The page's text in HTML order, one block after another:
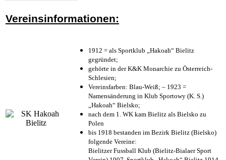
Vereinsinformationen:
1912 = als Sportklub „Hakoah“ Bielitz
gegründet;
gehörte in der K&K Monarchie zu Österreich-
Schlesien;
Vereinsfarben: Blau-Weiß; – 1923 =
Namensänderung in Klub Sportowy (K. S.)
„Hakoah“ Bielsko;
nach dem 1. WK kam Bielitz als Bielsko zu
Polen
bis 1918 bestanden im Bezirk Bielitz (Bielsko)
folgende Vereine:
Bielitzer Fussball Klub (Bielitz-Bialaer Sport